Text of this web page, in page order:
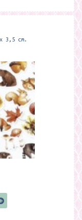
3,5 cm.